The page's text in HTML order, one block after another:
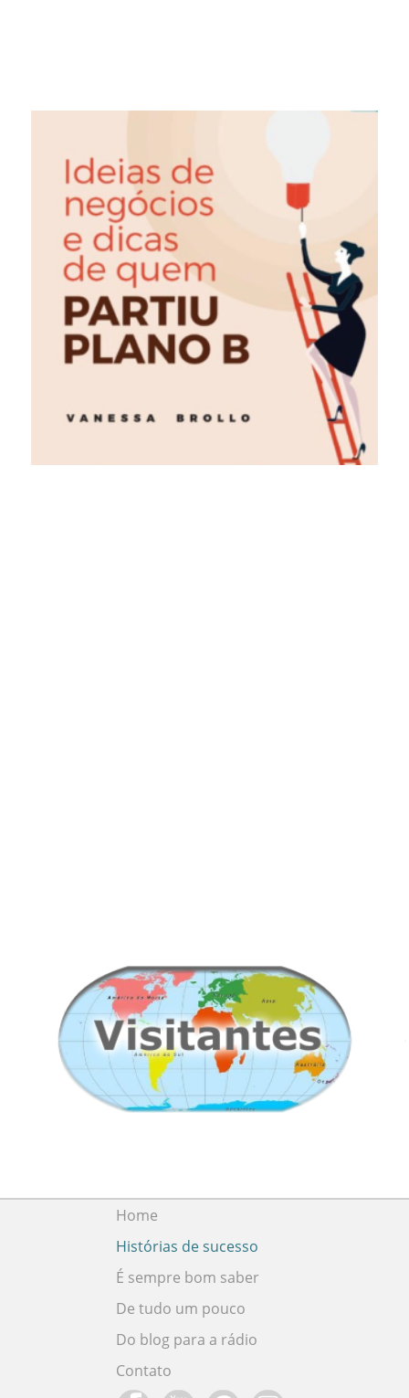
Home
Histórias de sucesso
É sempre bom saber
De tudo um pouco
Do blog para a rádio
Contato